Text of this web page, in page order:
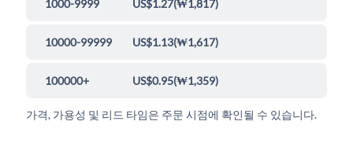
1000-9999 US$1.27(₩1,817)
10000-99999 US$1.13(₩1,617)
100000+ US$0.95(₩1,359)
가격, 가용성 및 리드 타임은 주문 시점에 확인될 수 있습니다.